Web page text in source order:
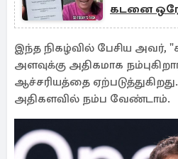
கடனை
பெண்
இந்த நிகழ்வில் பேசிய அவர்,
அளவுக்கு அதிகமாக
ஆச்சரியத்தை
அதிகளவில் நம்ப வேண்டாம்.